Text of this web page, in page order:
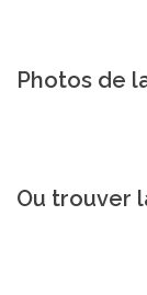
Photos de
Ou trouver